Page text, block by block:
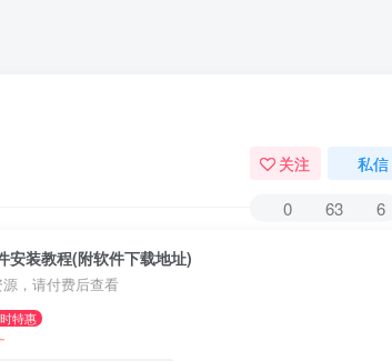
关注 私信
0 63 6
装教程(附软件下载地址)
，请付费后查看
特惠